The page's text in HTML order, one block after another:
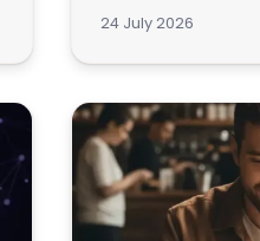
24 July 2026